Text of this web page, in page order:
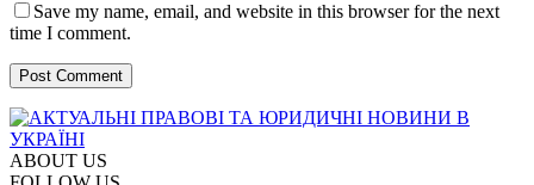
Save my name, email, and website in this browser for the next
time I comment.
ABOUT US